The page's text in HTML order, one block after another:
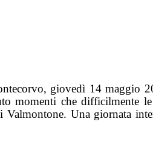
giovedì 14 maggio
momenti che difficilmente
Una giornata